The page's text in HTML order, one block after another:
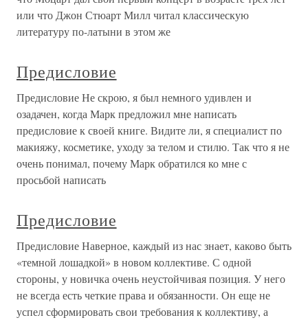
или что Джон Стюарт Милл читал классическую
литературу по-латыни в этом же
Предисловие
Предисловие Не скрою, я был немного удивлен и
озадачен, когда Марк предложил мне написать
предисловие к своей книге. Видите ли, я специалист по
макияжу, косметике, уходу за телом и стилю. Так что я не
очень понимал, почему Марк обратился ко мне с
просьбой написать
Предисловие
Предисловие Наверное, каждый из нас знает, каково быть
«темной лошадкой» в новом коллективе. С одной
стороны, у новичка очень неустойчивая позиция. У него
не всегда есть четкие права и обязанности. Он еще не
успел сформировать свои требования к коллективу, а